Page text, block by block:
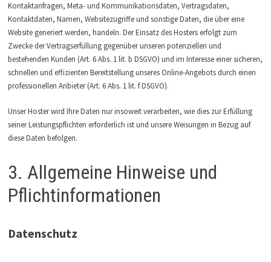
Kontaktanfragen, Meta- und Kommunikationsdaten, Vertragsdaten,
Kontaktdaten, Namen, Websitezugriffe und sonstige Daten, die über eine
Website generiert werden, handeln. Der Einsatz des Hosters erfolgt zum
Zwecke der Vertragserfüllung gegenüber unseren potenziellen und
bestehenden Kunden (Art. 6 Abs. 1 lit. b DSGVO) und im Interesse einer sicheren,
schnellen und effizienten Bereitstellung unseres Online-Angebots durch einen
professionellen Anbieter (Art. 6 Abs. 1 lit. f DSGVO).
Unser Hoster wird Ihre Daten nur insoweit verarbeiten, wie dies zur Erfüllung
seiner Leistungspflichten erforderlich ist und unsere Weisungen in Bezug auf
diese Daten befolgen.
3. Allgemeine Hinweise und
Pflichtinformationen
Datenschutz